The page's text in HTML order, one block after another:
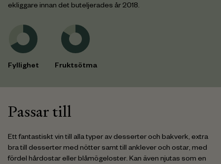
ekliggare innan det buteljerades år 2018.
Fyllighet Fruktsötma
Passar till
Ett fantastiskt vin till alla typer av desserter och bakverk, extra
bra till desserter med nötter samt till anklever och ostar, med
fördel hårdostar eller blåmögeloster. Kan även njutas som en